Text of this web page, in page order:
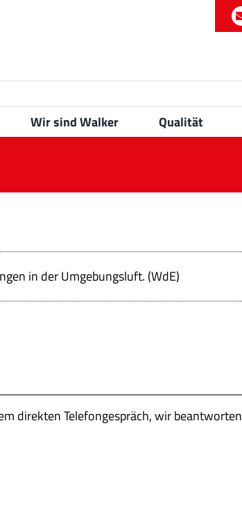
Wir sind Walker Qualität
in der Umgebungsluft. (WdE)
direkten Telefongespräch, wir